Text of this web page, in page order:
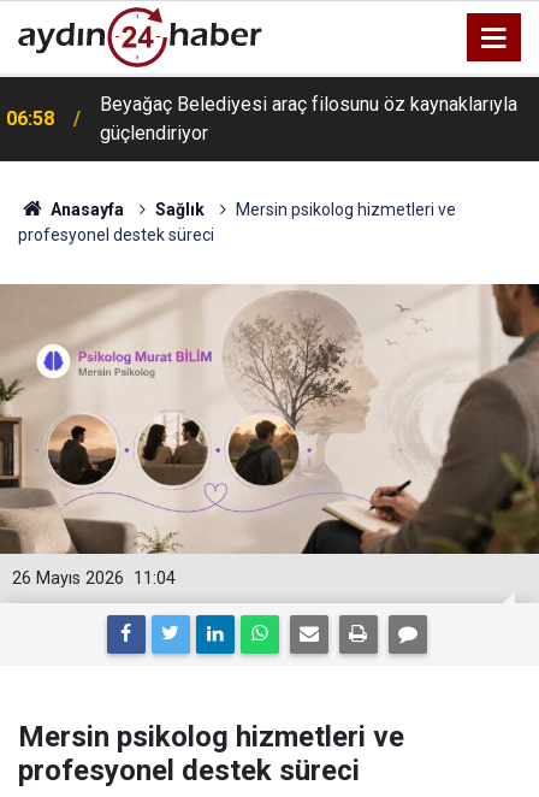
06:58
Beyağaç Belediyesi araç filosunu öz kaynaklarıyla
güçlendiriyor
Anasayfa Sağlık
Mersin psikolog hizmetleri ve
profesyonel destek süreci
11:04
26 Mayıs 2026
Mersin psikolog hizmetleri ve
profesyonel destek süreci